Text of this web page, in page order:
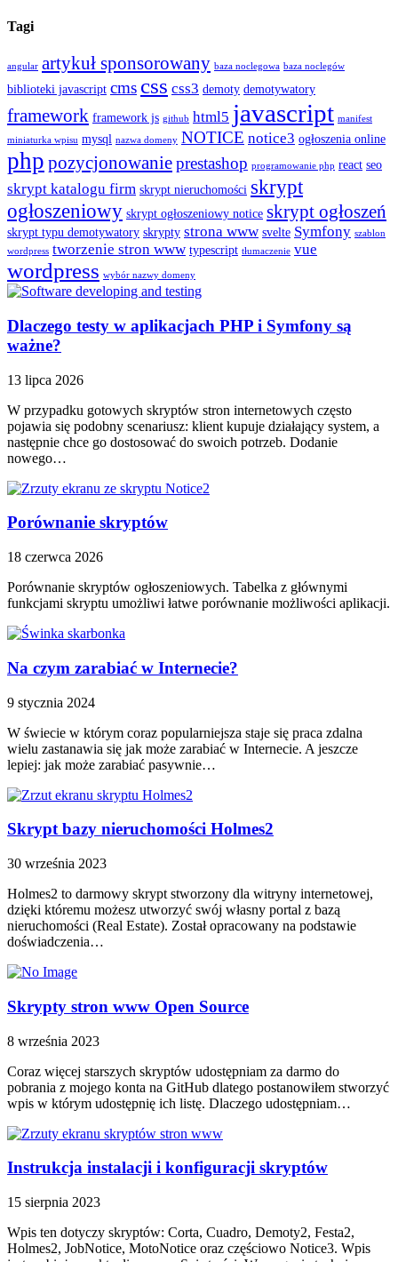
Tagi
angular artykuł sponsorowany baza noclegowa baza noclegów
biblioteki javascript cms css css3 demoty demotywatory
framework framework js github html5 javascript manifest
miniaturka wpisu mysql nazwa domeny NOTICE notice3 ogłoszenia online
php pozycjonowanieprestashop programowanie php react seo
skrypt katalogu firm skrypt nieruchomości skrypt
ogłoszeniowy skrypt ogłoszeniowy notice skrypt ogłoszeń
skrypt typu demotywatory skrypty strona www svelte Symfony szablon
wordpress tworzenie stron www typescript tłumaczenie vue
wordpress wybór nazwy domeny
Dlaczego testy w aplikacjach PHP i Symfony są
ważne?
13 lipca 2026
W przypadku gotowych skryptów stron internetowych często
pojawia się podobny scenariusz: klient kupuje działający system, a
następnie chce go dostosować do swoich potrzeb. Dodanie
nowego…
Porównanie skryptów
18 czerwca 2026
Porównanie skryptów ogłoszeniowych. Tabelka z głównymi
funkcjami skryptu umożliwi łatwe porównanie możliwości aplikacji.
Na czym zarabiać w Internecie?
9 stycznia 2024
W świecie w którym coraz popularniejsza staje się praca zdalna
wielu zastanawia się jak może zarabiać w Internecie. A jeszcze
lepiej: jak może zarabiać pasywnie…
Skrypt bazy nieruchomości Holmes2
30 września 2023
Holmes2 to darmowy skrypt stworzony dla witryny internetowej,
dzięki któremu możesz utworzyć swój własny portal z bazą
nieruchomości (Real Estate). Został opracowany na podstawie
doświadczenia…
Skrypty stron www Open Source
8 września 2023
Coraz więcej starszych skryptów udostępniam za darmo do
pobrania z mojego konta na GitHub dlatego postanowiłem stworzyć
wpis w którym udostępnię ich listę. Dlaczego udostępniam…
Instrukcja instalacji i konfiguracji skryptów
15 sierpnia 2023
Wpis ten dotyczy skryptów: Corta, Cuadro, Demoty2, Festa2,
Holmes2, JobNotice, MotoNotice oraz częściowo Notice3. Wpis